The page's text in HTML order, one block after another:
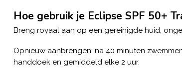
Hoe gebruik je Eclipse SPF 50+
Breng royaal aan op een gereinigde huid,
Opnieuw aanbrengen: na 40 minuten
handdoek en gemiddeld elke 2 uur.